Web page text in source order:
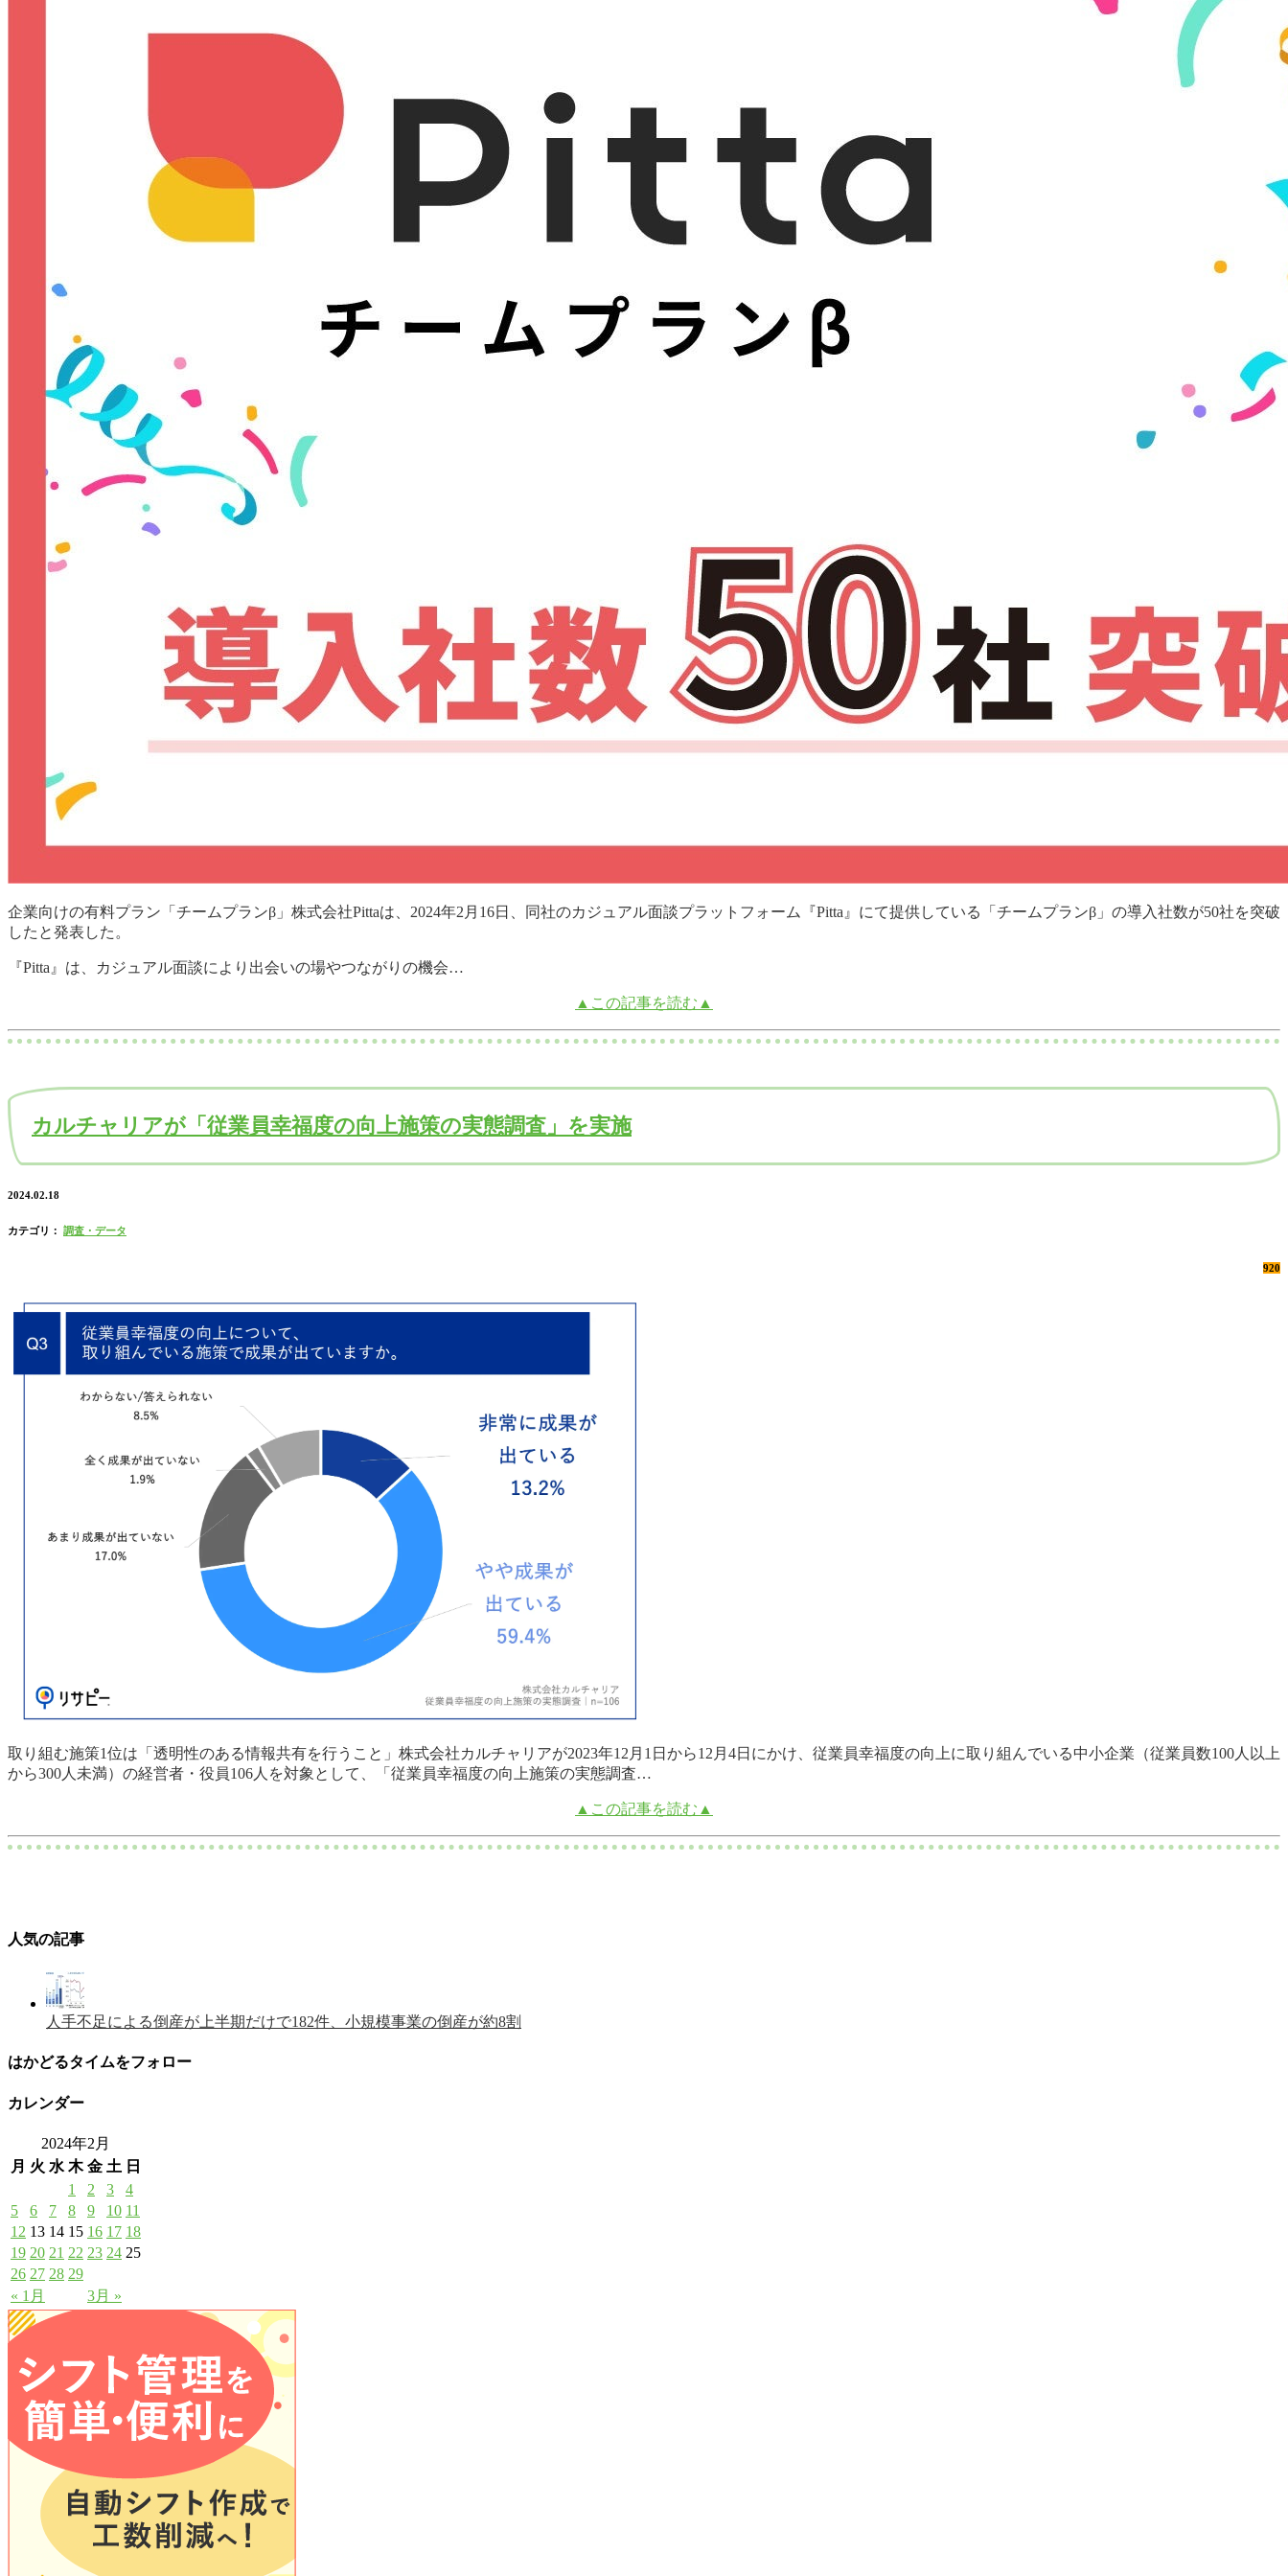
企業向けの有料プラン「チームプランβ」株式会社Pittaは、2024年2月16日、同社のカジュアル面談プラットフォーム『Pitta』にて提供している「チームプランβ」の導入社数が50社を突破
したと発表した。
『Pitta』は、カジュアル面談により出会いの場やつながりの機会…
▲この記事を読む▲
カルチャリアが「従業員幸福度の向上施策の実態調査」を実施
2024.02.18
カテゴリ： 調査・データ
920
取り組む施策1位は「透明性のある情報共有を行うこと」株式会社カルチャリアが2023年12月1日から12月4日にかけ、従業員幸福度の向上に取り組んでいる中小企業（従業員数100人以上
から300人未満）の経営者・役員106人を対象として、「従業員幸福度の向上施策の実態調査…
▲この記事を読む▲
人気の記事
人手不足による倒産が上半期だけで182件、小規模事業の倒産が約8割
はかどるタイムをフォロー
カレンダー
2024年2月
月 火 水 木 金 土 日
« 1月 3月 »
1 2 3
4
5
6 7 8 9 10 11
12 13 14 15 16 17 18
19 20 21 22 23 24 25
26 27 28 29